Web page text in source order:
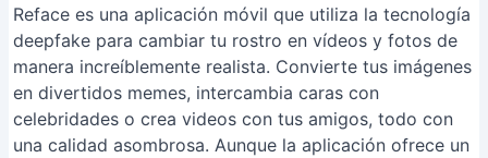
Reface es una aplicación móvil que utiliza la tecnología
deepfake para cambiar tu rostro en vídeos y fotos de
manera increíblemente realista. Convierte tus imágenes
en divertidos memes, intercambia caras con
celebridades o crea videos con tus amigos, todo con
una calidad asombrosa. Aunque la aplicación ofrece un